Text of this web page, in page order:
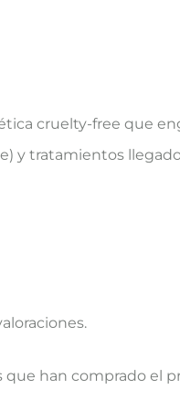
cruelty-free que
y tratamientos
que han comprado el